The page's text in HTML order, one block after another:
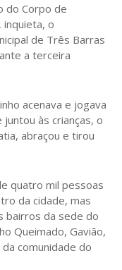
do Corpo de
inquieta, o
de Três Barras
a terceira
acenava e jogava
às crianças, o
abraçou e tirou
quatro mil pessoas
da cidade, mas
bairros da sede do
Queimado, Gavião,
comunidade do